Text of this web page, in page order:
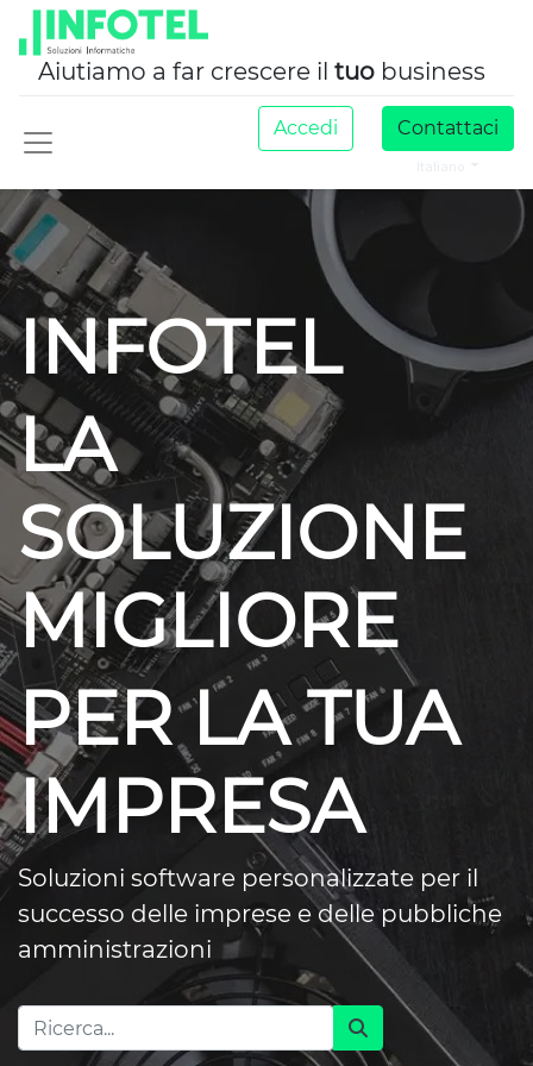
Aiutiamo a far crescere il tuo business
Accedi Contattaci
INFOTEL
LA
SOLUZIONE
MIGLIORE
PER LA TUA
IMPRESA
Soluzioni software personalizzate per il
successo delle imprese e delle pubbliche
amministrazioni